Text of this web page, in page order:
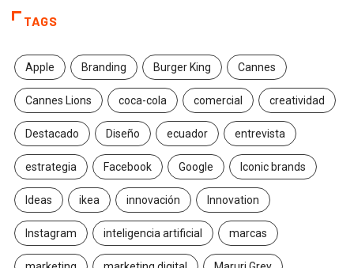
TAGS
Apple Branding Burger King Cannes
Cannes Lions coca-cola comercial creatividad
Destacado Diseño ecuador entrevista
estrategia Facebook Google Iconic brands
Ideas ikea innovación Innovation
Instagram inteligencia artificial marcas